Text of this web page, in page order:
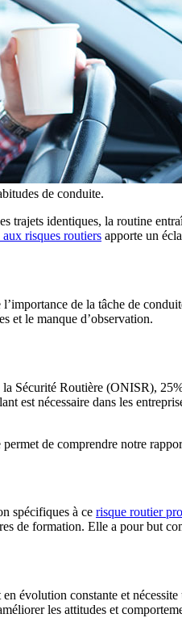
de conduite.
identiques, la routine
risques routiers apporte un
de la tâche de
et le manque d’observation.
Sécurité Routière (ONISR),
est nécessaire dans les
de comprendre notre
spécifiques à ce risque routier
de formation. Elle a pour but
évolution constante et
les attitudes et